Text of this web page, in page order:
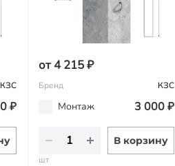
КЗС
₽
от 4 215 ₽
Бренд КЗС
Монтаж 3 000 ₽
В корзину
шт